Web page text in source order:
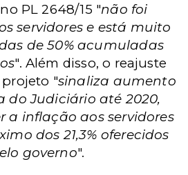
PL 2648/15 "não foi
servidores e está muito
de 50% acumuladas
". Além disso, o reajuste
"sinaliza aumento
do Judiciário até 2020,
a inflação aos servidores
dos 21,3% oferecidos
governo".